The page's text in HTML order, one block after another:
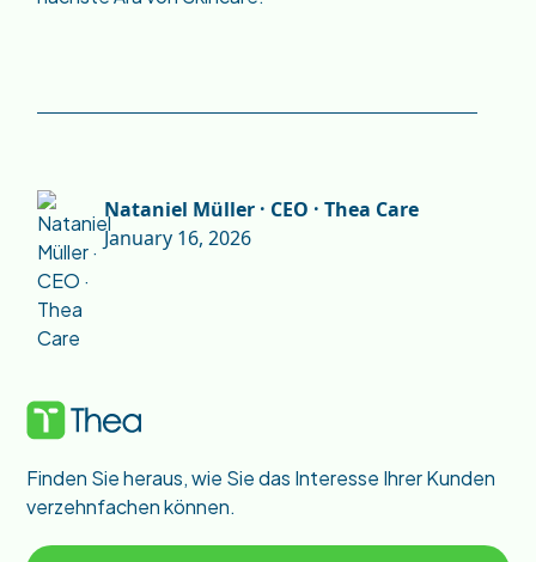
Nataniel Müller · CEO · Thea Care
January 16, 2026
Finden Sie heraus, wie Sie das Interesse Ihrer Kunden
verzehnfachen können.